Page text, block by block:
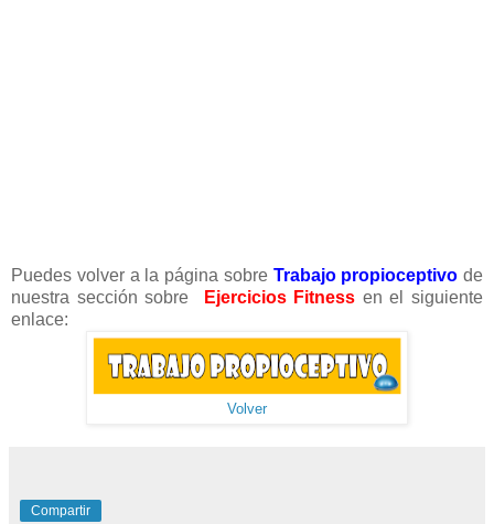
Puedes volver a la página sobre Trabajo propioceptivo de
nuestra sección sobre
Ejercicios Fitness en el siguiente
enlace:
Volver
Compartir